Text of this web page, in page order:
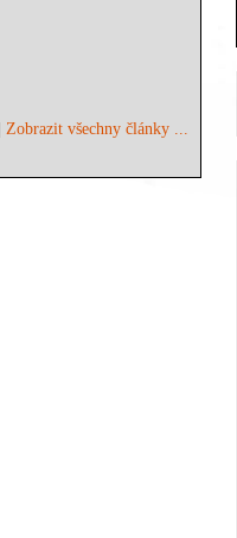
Zobrazit všechny články ...